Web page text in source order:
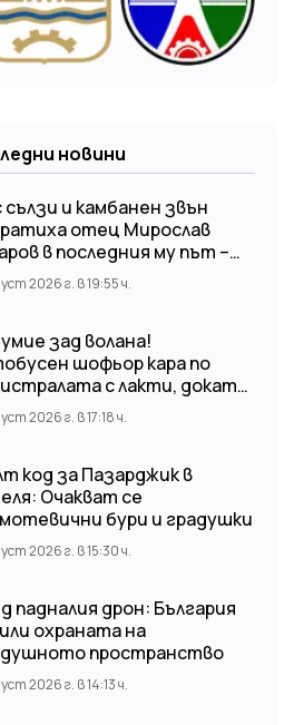
новини
сълзи и камбанен звън
отец Мирослав
в последния му път –
митрополит
отслужи опелото
2026 г. в 19:55 ч.
зад волана!
шофьор кара по
с лакти, докато
TikTok
2026 г. в 17:18 ч.
код за Пазарджик в
Очакват се
бури и градушки
2026 г. в 15:30 ч.
падналия дрон: България
охраната на
пространство
2026 г. в 14:13 ч.